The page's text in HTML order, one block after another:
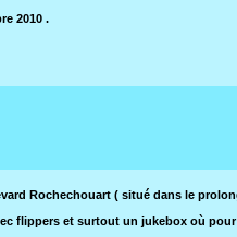
2010 .
Rochechouart ( situé dans le
flippers et surtout un jukebox où